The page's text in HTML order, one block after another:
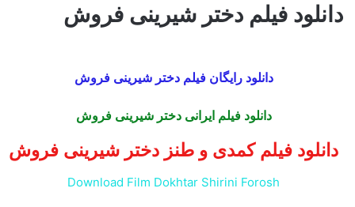
دانلود فیلم دختر شیرینی فروش
دانلود رایگان فیلم دختر شیرینی فروش
دانلود فیلم ایرانی دختر شیرینی فروش
دانلود فیلم کمدی و طنز دختر شیرینی فروش
Download Film Dokhtar Shirini Forosh